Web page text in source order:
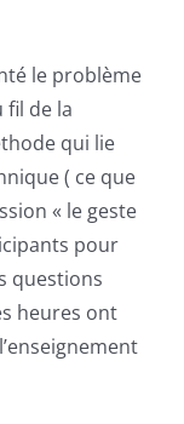
le problème
fil de la
qui lie
( ce que
« le geste
pour
questions
heures ont